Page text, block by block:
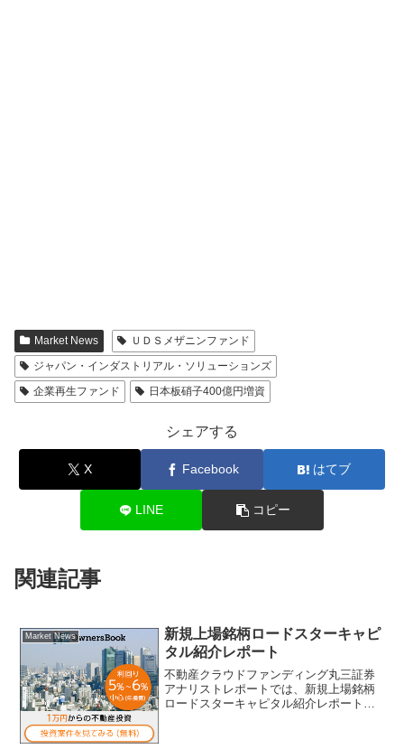
Market News
ＵＤＳメザニンファンド
ジャパン・インダストリアル・ソリューションズ
企業再生ファンド
日本板硝子400億円増資
シェアする
X Facebook はてブ
LINE コピー
関連記事
Market News
新規上場銘柄ロードスターキャピ
タル紹介レポート
不動産クラウドファンディング丸三証券
アナリストレポートでは、新規上場銘柄
ロードスターキャピタル紹介レポートを